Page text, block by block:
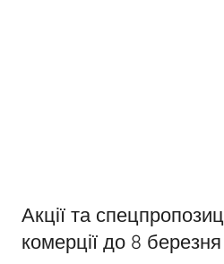
Акції та
комерції до 8 березня